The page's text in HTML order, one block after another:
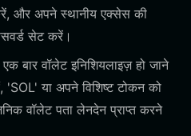
और अपने स्थानीय एक्सेस की
सेट करें।
एक बार वॉलेट इनिशियलाइज़ हो जाने
या अपने विशिष्ट टोकन को
वॉलेट पता लेनदेन प्राप्त करने